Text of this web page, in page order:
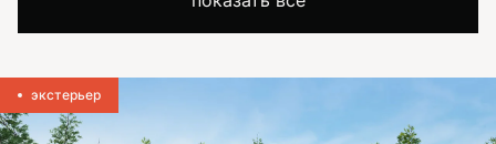
экстерьер